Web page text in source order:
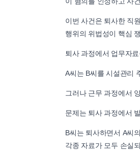
이번 사건은 퇴사한 직
행위의 위법성이 핵심
퇴사 과정에서 업무자
A씨는 B씨를 시설관리
그러나 근무 과정에서
문제는 퇴사 과정에서
B씨는 퇴사하면서 A씨
각종 자료가 모두 손실